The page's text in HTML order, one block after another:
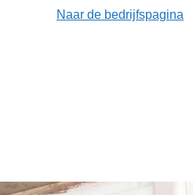
Naar de bedrijfspagina